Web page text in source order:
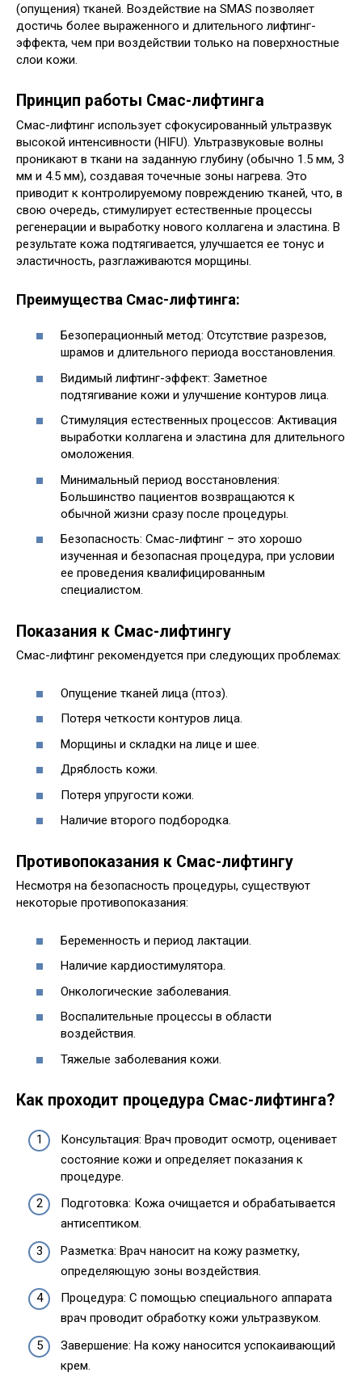
(опущения) тканей. Воздействие на SMAS позволяет
достичь более выраженного и длительного лифтинг-
эффекта, чем при воздействии только на поверхностные
слои кожи.
Принцип работы Смас-лифтинга
Смас-лифтинг использует сфокусированный ультразвук
высокой интенсивности (HIFU). Ультразвуковые волны
проникают в ткани на заданную глубину (обычно 1.5 мм, 3
мм и 4.5 мм), создавая точечные зоны нагрева. Это
приводит к контролируемому повреждению тканей, что, в
свою очередь, стимулирует естественные процессы
регенерации и выработку нового коллагена и эластина. В
результате кожа подтягивается, улучшается ее тонус и
эластичность, разглаживаются морщины.
Преимущества Смас-лифтинга:
Безоперационный метод: Отсутствие разрезов,
шрамов и длительного периода восстановления.
Видимый лифтинг-эффект: Заметное
подтягивание кожи и улучшение контуров лица.
Стимуляция естественных процессов: Активация
выработки коллагена и эластина для длительного
омоложения.
Минимальный период восстановления:
Большинство пациентов возвращаются к
обычной жизни сразу после процедуры.
Безопасность: Смас-лифтинг – это хорошо
изученная и безопасная процедура, при условии
ее проведения квалифицированным
специалистом.
Показания к Смас-лифтингу
Смас-лифтинг рекомендуется при следующих проблемах:
Опущение тканей лица (птоз).
Потеря четкости контуров лица.
Морщины и складки на лице и шее.
Дряблость кожи.
Потеря упругости кожи.
Наличие второго подбородка.
Противопоказания к Смас-лифтингу
Несмотря на безопасность процедуры, существуют
некоторые противопоказания:
Беременность и период лактации.
Наличие кардиостимулятора.
Онкологические заболевания.
Воспалительные процессы в области
воздействия.
Тяжелые заболевания кожи.
Как проходит процедура Смас-лифтинга?
Консультация: Врач проводит осмотр, оценивает
состояние кожи и определяет показания к
процедуре.
Подготовка: Кожа очищается и обрабатывается
антисептиком.
Разметка: Врач наносит на кожу разметку,
определяющую зоны воздействия.
Процедура: С помощью специального аппарата
врач проводит обработку кожи ультразвуком.
Завершение: На кожу наносится успокаивающий
крем.